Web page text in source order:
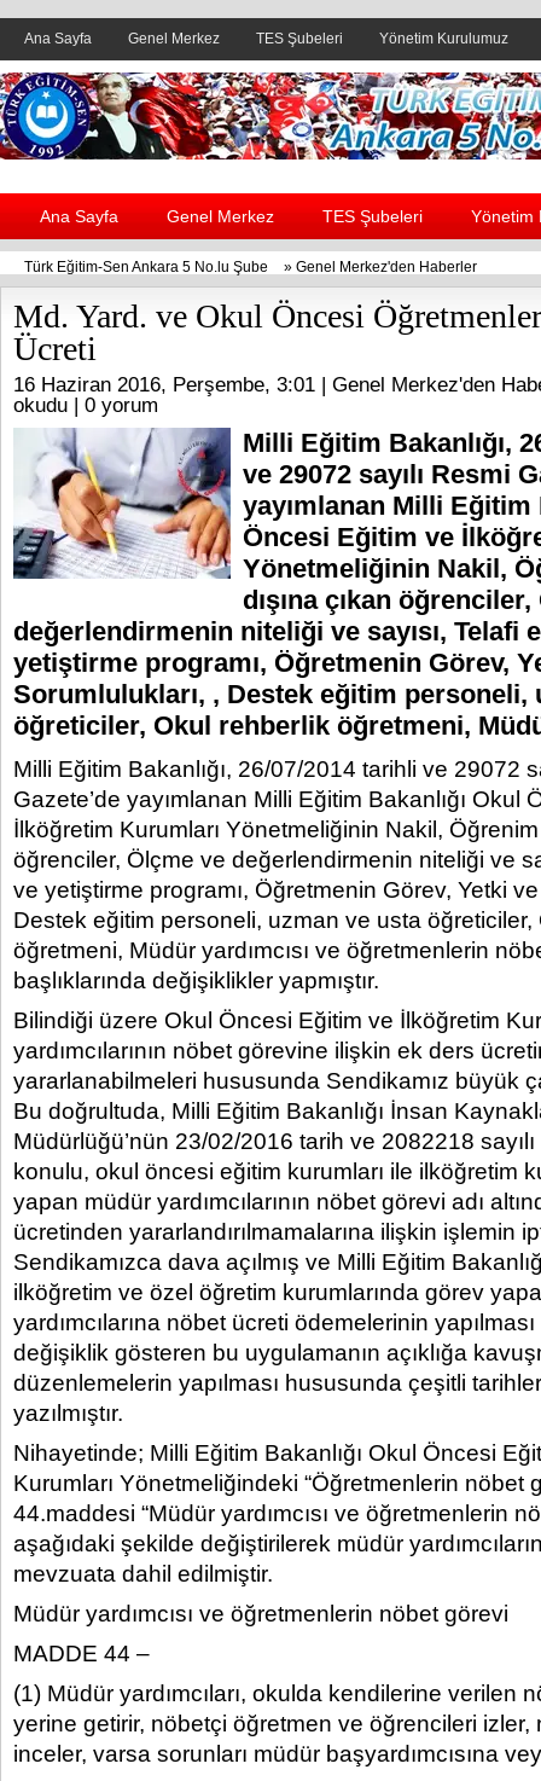
Ana Sayfa Genel Merkez TES Şubeleri Yönetim Kurulumuz
Header yanı reklam alanı
Ana Sayfa Genel Merkez TES Şubeleri Yönetim
Türk Eğitim-Sen Ankara 5 No.lu Şube » Genel Merkez'den Haberler
Md. Yard. ve Okul Öncesi
Ücreti
16 Haziran 2016, Perşembe, 3:01 | Genel Merkez'den
okudu | 0 yorum
Milli Eğitim Bakanlığı,
ve 29072 sayılı Resmi
yayımlanan Milli Eğitim
Öncesi Eğitim ve
Yönetmeliğinin Nakil,
dışına çıkan
değerlendirmenin niteliği ve sayısı, Telafi
yetiştirme programı, Öğretmenin Görev,
Sorumlulukları, , Destek eğitim personeli,
öğreticiler, Okul rehberlik öğretmeni,
Milli Eğitim Bakanlığı, 26/07/2014 tarihli ve 29072
Gazete’de yayımlanan Milli Eğitim Bakanlığı Okul
İlköğretim Kurumları Yönetmeliğinin Nakil, Öğrenim
öğrenciler, Ölçme ve değerlendirmenin niteliği ve
ve yetiştirme programı, Öğretmenin Görev, Yetki
Destek eğitim personeli, uzman ve usta öğreticiler,
öğretmeni, Müdür yardımcısı ve öğretmenlerin
başlıklarında değişiklikler yapmıştır.
Bilindiği üzere Okul Öncesi Eğitim ve İlköğretim
yardımcılarının nöbet görevine ilişkin ek ders
yararlanabilmeleri hususunda Sendikamız büyük
Bu doğrultuda, Milli Eğitim Bakanlığı İnsan
Müdürlüğü’nün 23/02/2016 tarih ve 2082218 sayılı
konulu, okul öncesi eğitim kurumları ile ilköğretim
yapan müdür yardımcılarının nöbet görevi adı
ücretinden yararlandırılmamalarına ilişkin işlemin
Sendikamızca dava açılmış ve Milli Eğitim
ilköğretim ve özel öğretim kurumlarında görev
yardımcılarına nöbet ücreti ödemelerinin
değişiklik gösteren bu uygulamanın açıklığa
düzenlemelerin yapılması hususunda çeşitli
yazılmıştır.
Nihayetinde; Milli Eğitim Bakanlığı Okul Öncesi
Kurumları Yönetmeliğindeki “Öğretmenlerin nöbet
44.maddesi “Müdür yardımcısı ve öğretmenlerin
aşağıdaki şekilde değiştirilerek müdür
mevzuata dahil edilmiştir.
Müdür yardımcısı ve öğretmenlerin nöbet görevi
MADDE 44 –
(1) Müdür yardımcıları, okulda kendilerine verilen
yerine getirir, nöbetçi öğretmen ve öğrencileri izler,
inceler, varsa sorunları müdür başyardımcısına